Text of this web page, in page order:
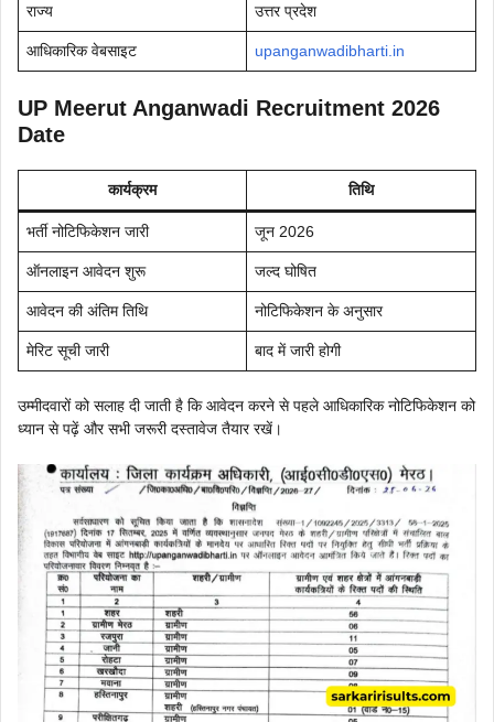
राज्य उत्तर प्रदेश
आधिकारिक वेबसाइट upanganwadibharti.in
UP Meerut Anganwadi Recruitment 2026
Date
कार्यक्रम तिथि
भर्ती नोटिफिकेशन जारी जून 2026
ऑनलाइन आवेदन शुरू जल्द घोषित
आवेदन की अंतिम तिथि नोटिफिकेशन के अनुसार
मेरिट सूची जारी बाद में जारी होगी
उम्मीदवारों को सलाह दी जाती है कि आवेदन करने से पहले आधिकारिक नोटिफिकेशन को
ध्यान से पढ़ें और सभी जरूरी दस्तावेज तैयार रखें।